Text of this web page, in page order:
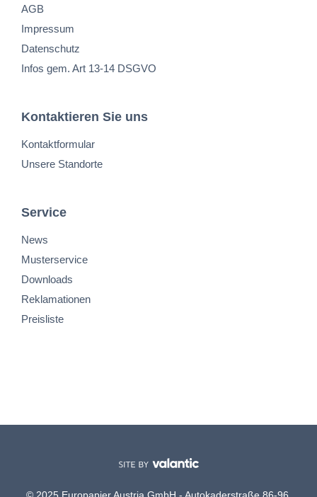
AGB
Impressum
Datenschutz
Infos gem. Art 13-14 DSGVO
Kontaktieren Sie uns
Kontaktformular
Unsere Standorte
Service
News
Musterservice
Downloads
Reklamationen
Preisliste